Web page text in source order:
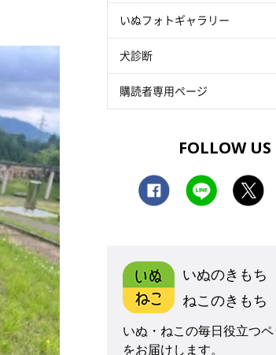
いぬフォトギャラリー
犬診断
購読者専用ページ
FOLLOW US
いぬのきもち
ねこのきもち
いぬ・ねこの毎日役立つ
をお届けします。